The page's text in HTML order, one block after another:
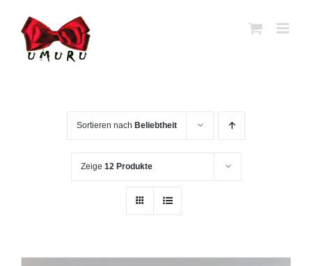
Inhalt
springen
Sortieren nach Beliebtheit
Zeige 12 Produkte